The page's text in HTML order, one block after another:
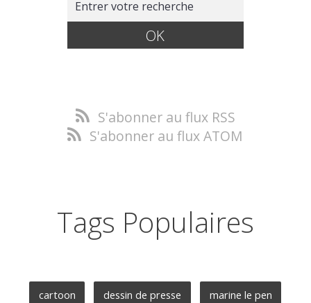
S'abonner au flux RSS
S'abonner au flux ATOM
Tags Populaires
cartoon dessin de presse marine le pen